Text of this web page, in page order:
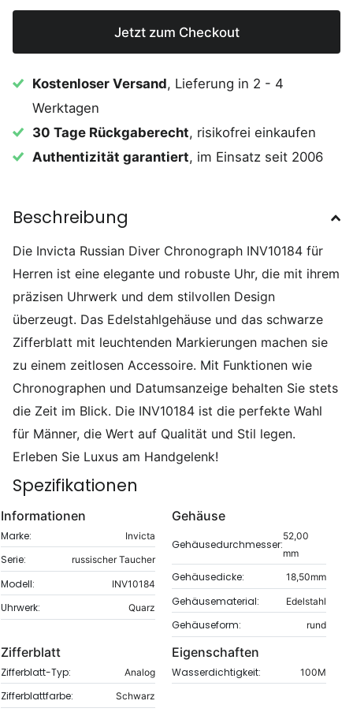
Jetzt zum Checkout
Kostenloser Versand, Lieferung in 2 - 4
Werktagen
30 Tage Rückgaberecht, risikofrei einkaufen
Authentizität garantiert, im Einsatz seit 2006
Beschreibung
Die Invicta Russian Diver Chronograph INV10184 für
Herren ist eine elegante und robuste Uhr, die mit ihrem
präzisen Uhrwerk und dem stilvollen Design
überzeugt. Das Edelstahlgehäuse und das schwarze
Zifferblatt mit leuchtenden Markierungen machen sie
zu einem zeitlosen Accessoire. Mit Funktionen wie
Chronographen und Datumsanzeige behalten Sie stets
die Zeit im Blick. Die INV10184 ist die perfekte Wahl
für Männer, die Wert auf Qualität und Stil legen.
Erleben Sie Luxus am Handgelenk!
Spezifikationen
Informationen
Marke: Invicta
Serie: russischer Taucher
Modell: INV10184
Uhrwerk: Quarz
Gehäuse
Gehäusedurchmesser:
52,00
mm
Gehäusedicke: 18,50mm
Gehäusematerial: Edelstahl
Gehäuseform: rund
Zifferblatt
Zifferblatt-Typ: Analog
Zifferblattfarbe: Schwarz
Eigenschaften
Wasserdichtigkeit: 100M